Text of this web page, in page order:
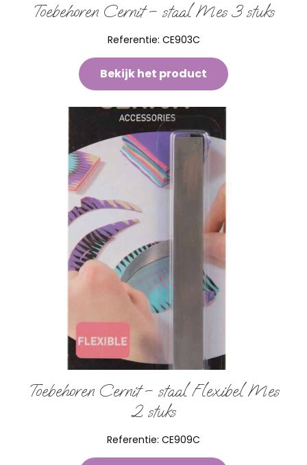
Toebehoren Cernit – staal Mes 3 stuks
Referentie: CE903C
Bekijk het product
Toebehoren Cernit – staal Flexibel Mes
2 stuks
Referentie: CE909C